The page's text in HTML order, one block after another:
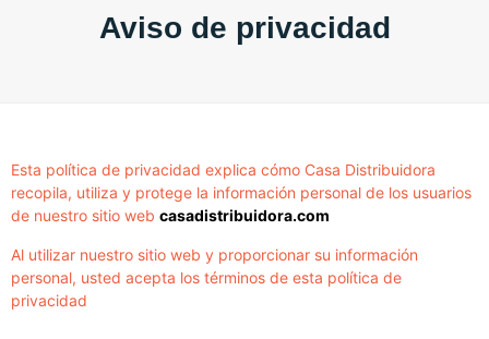
Aviso de privacidad
Esta política de privacidad explica cómo Casa Distribuidora
recopila, utiliza y protege la información personal de los usuarios
de nuestro sitio web casadistribuidora.com
Al utilizar nuestro sitio web y proporcionar su información
personal, usted acepta los términos de esta política de
privacidad